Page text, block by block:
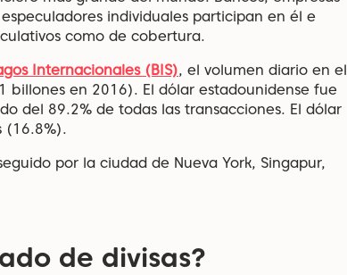
individuales participan en él e
como de cobertura.
Internacionales (BIS), el volumen diario en el
billones en 2016). El dólar estadounidense fue
del 89.2% de todas las transacciones. El dólar
(16.8%).
por la ciudad de Nueva York, Singapur,
de divisas?